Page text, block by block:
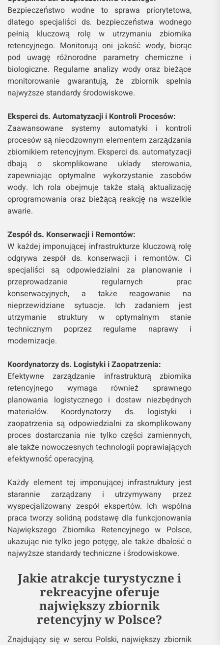
Bezpieczeństwo wodne to sprawa priorytetowa,
dlatego specjaliści ds. bezpieczeństwa wodnego
pełnią kluczową rolę w utrzymaniu zbiornika
retencyjnego. Monitorują oni jakość wody, biorąc
pod uwagę różnorodne parametry chemiczne i
biologiczne. Regularne analizy wody oraz bieżące
monitorowanie gwarantują, że zbiornik spełnia
najwyższe standardy środowiskowe.
Eksperci ds. Automatyzacji i Kontroli Procesów:
Zaawansowane systemy automatyki i kontroli
procesów są nieodzownym elementem zarządzania
zbiornikiem retencyjnym. Eksperci ds. automatyzacji
dbają o skomplikowane układy sterowania,
zapewniając optymalne wykorzystanie zasobów
wody. Ich rola obejmuje także stałą aktualizację
oprogramowania oraz bieżącą reakcję na wszelkie
awarie.
Zespół ds. Konserwacji i Remontów:
W każdej imponującej infrastrukturze kluczową rolę
odgrywa zespół ds. konserwacji i remontów. Ci
specjaliści są odpowiedzialni za planowanie i
przeprowadzanie regularnych prac
konserwacyjnych, a także reagowanie na
nieprzewidziane sytuacje. Ich zadaniem jest
utrzymanie struktury w optymalnym stanie
technicznym poprzez regularne naprawy i
modernizacje.
Koordynatorzy ds. Logistyki i Zaopatrzenia:
Efektywne zarządzanie infrastrukturą zbiornika
retencyjnego wymaga również sprawnego
planowania logistycznego i dostaw niezbędnych
materiałów. Koordynatorzy ds. logistyki i
zaopatrzenia są odpowiedzialni za skomplikowany
proces dostarczania nie tylko części zamiennych,
ale także nowoczesnych technologii poprawiających
efektywność operacyjną.
Każdy element tej imponującej infrastruktury jest
starannie zarządzany i utrzymywany przez
wyspecjalizowany zespół ekspertów. Ich wspólna
praca tworzy solidną podstawę dla funkcjonowania
Największego Zbiornika Retencyjnego w Polsce,
ukazując nie tylko jego potęgę, ale także dbałość o
najwyższe standardy techniczne i środowiskowe.
Jakie atrakcje turystyczne i
rekreacyjne oferuje
największy zbiornik
retencyjny w Polsce?
Znajdujący się w sercu Polski, największy zbiornik